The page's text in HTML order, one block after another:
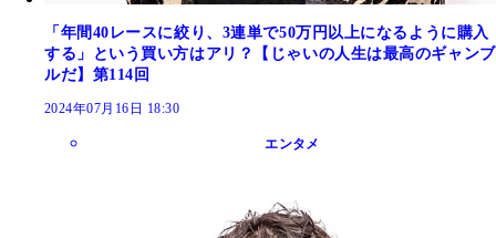
「年間40レースに絞り、3連単で50万円以上になるように購入
する」という買い方はアリ？【じゃいの人生は最高のギャンブ
ルだ】第114回
2024年07月16日 18:30
エンタメ